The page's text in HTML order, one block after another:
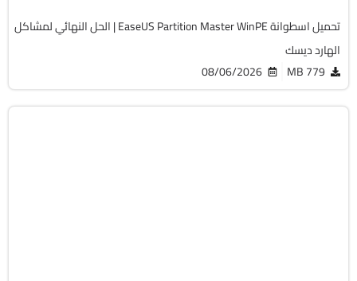
تحميل اسطوانة EaseUS Partition Master WinPE | الحل النهائي لمشاكل
الهارد ديسك
779 MB
08/06/2026